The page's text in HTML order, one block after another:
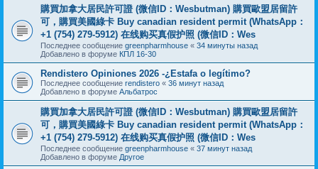
購買加拿大居民許可證 (微信ID：Wesbutman) 購買歐盟居留許
可，購買美國綠卡 Buy canadian resident permit (WhatsApp：
+1 (754) 279-5912) 在线购买真假护照 (微信ID：Wes
Последнее сообщение greenpharmhouse « 34 минуты назад
Добавлено в форуме КПЛ 16-30
Rendistero Opiniones 2026 -¿Estafa o legítimo?
Последнее сообщение rendistero « 36 минут назад
Добавлено в форуме Альбатрос
購買加拿大居民許可證 (微信ID：Wesbutman) 購買歐盟居留許
可，購買美國綠卡 Buy canadian resident permit (WhatsApp：
+1 (754) 279-5912) 在线购买真假护照 (微信ID：Wes
Последнее сообщение greenpharmhouse « 37 минут назад
Добавлено в форуме Другое